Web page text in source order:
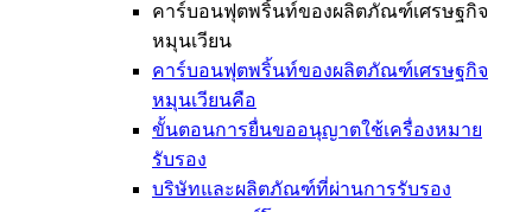
คาร์บอนฟุตพริ้นท์ของผลิตภัณฑ์เศรษฐกิจ
หมุนเวียน
คาร์บอนฟุตพริ้นท์ของผลิตภัณฑ์เศรษฐกิจ
หมุนเวียนคือ
ขั้นตอนการยื่นขออนุญาตใช้เครื่องหมาย
รับรอง
บริษัทและผลิตภัณฑ์ที่ผ่านการรับรอง